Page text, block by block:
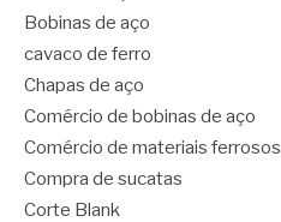
Bobinas de aço
cavaco de ferro
Chapas de aço
Comércio de bobinas de aço
Comércio de materiais ferrosos
Compra de sucatas
Corte Blank